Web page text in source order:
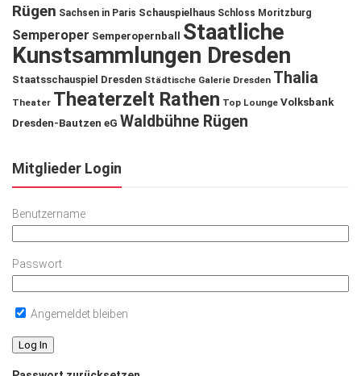
Rügen Sachsen in Paris Schauspielhaus Schloss Moritzburg
Semperoper Semperopernball
Staatliche
Kunstsammlungen Dresden
Staatsschauspiel Dresden Städtische Galerie Dresden Thalia
Theater Theaterzelt Rathen Top Lounge Volksbank
Dresden-Bautzen eG Waldbühne Rügen
Mitglieder Login
Benutzername
Passwort
Angemeldet bleiben